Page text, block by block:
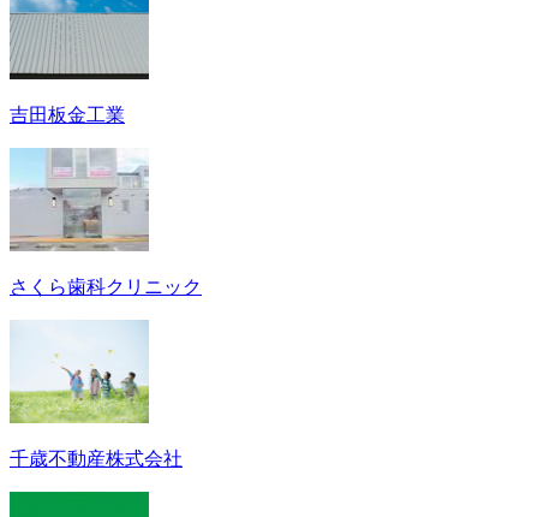
吉田板金工業
さくら歯科クリニック
千歳不動産株式会社